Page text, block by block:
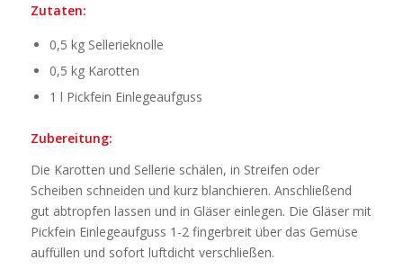
Zutaten:
0,5 kg Sellerieknolle
0,5 kg Karotten
1 l Pickfein Einlegeaufguss
Zubereitung:
Die Karotten und Sellerie schälen, in Streifen oder
Scheiben schneiden und kurz blanchieren. Anschließend
gut abtropfen lassen und in Gläser einlegen. Die Gläser mit
Pickfein Einlegeaufguss 1-2 fingerbreit über das Gemüse
auffüllen und sofort luftdicht verschließen.